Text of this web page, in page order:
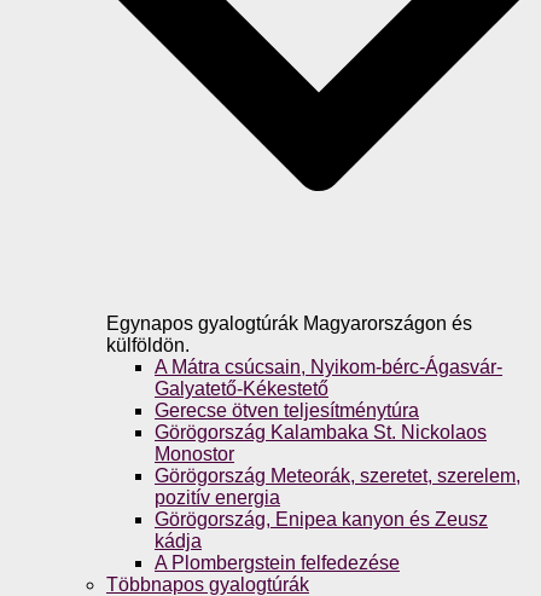
Egynapos gyalogtúrák Magyarországon és
külföldön.
A Mátra csúcsain, Nyikom-bérc-Ágasvár-
Galyatető-Kékestető
Gerecse ötven teljesítménytúra
Görögország Kalambaka St. Nickolaos
Monostor
Görögország Meteorák, szeretet, szerelem,
pozitív energia
Görögország, Enipea kanyon és Zeusz
kádja
A Plombergstein felfedezése
Többnapos gyalogtúrák